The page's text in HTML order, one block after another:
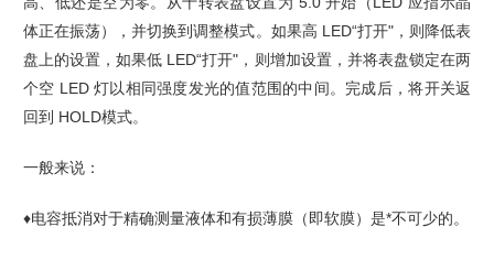
体正在振荡），并切换到调整模式。如果高 LED“打开"，则降低表
盘上的设置，如果低 LED“打开"，则增加设置，并将表盘锁定在两
个空 LED 灯以相同强度发光的值范围的中间。完成后，将开关返
回到 HOLD模式。
一般来说：
♦电容抵消对于精确测量液体和有损薄膜（即软膜）是*不可少的。